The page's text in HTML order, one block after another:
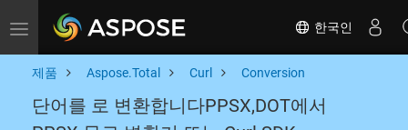
Toggle navigation 한국인
제품 Aspose.Total Curl Conversion
단어를 로 변환합니다PPSX,DOT에서